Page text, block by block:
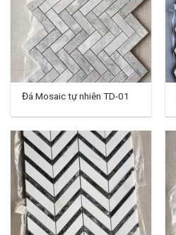
Đá Mosaic tự nhiên TD-01